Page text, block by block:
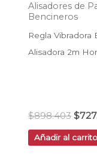
Alisadores de
Bencineros
Regla Vibradora
Alisadora 2m
$898.403 $
Añadir al carrito